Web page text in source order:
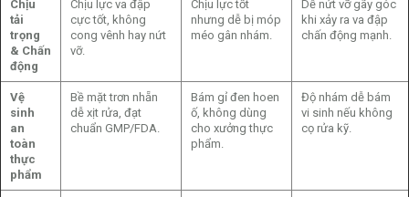
Chịu
tải
trọng
& Chấn
động
Chịu lực va đập
cực tốt, không
cong vênh hay nứt
vỡ.
Chịu lực tốt
nhưng dễ bị móp
méo gân nhám.
Dễ nứt vỡ gãy góc
khi xảy ra va đập
chấn động mạnh.
Vệ
sinh
an
toàn
thực
phẩm
Bề mặt trơn nhẵn
dễ xịt rửa, đạt
chuẩn GMP/FDA.
Bám gỉ đen hoen
ố, không dùng
cho xưởng thực
phẩm.
Độ nhám dễ bám
vi sinh nếu không
cọ rửa kỹ.